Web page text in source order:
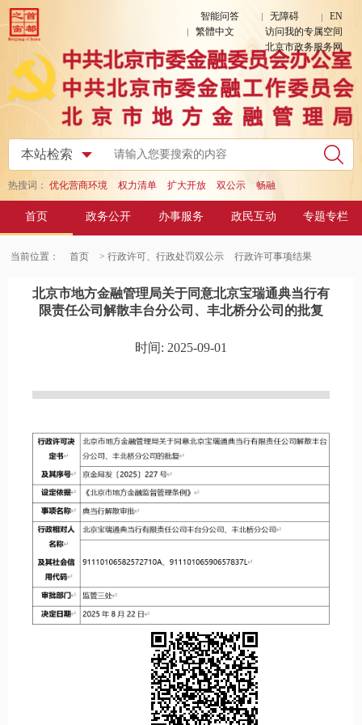
智能问答 无障碍
EN
繁體中文
访问我的专属空间
北京市政务服务网
热搜词： 优化营商环境 权力清单 扩大开放 双公示 畅融
首页 政务公开 办事服务 政民互动 专题专栏
当前位置： 首页 > 行政许可、行政处罚双公示 行政许可事项结果
北京市地方金融管理局关于同意北京宝瑞通典当行有
限责任公司解散丰台分公司、丰北桥分公司的批复
时间: 2025-09-01